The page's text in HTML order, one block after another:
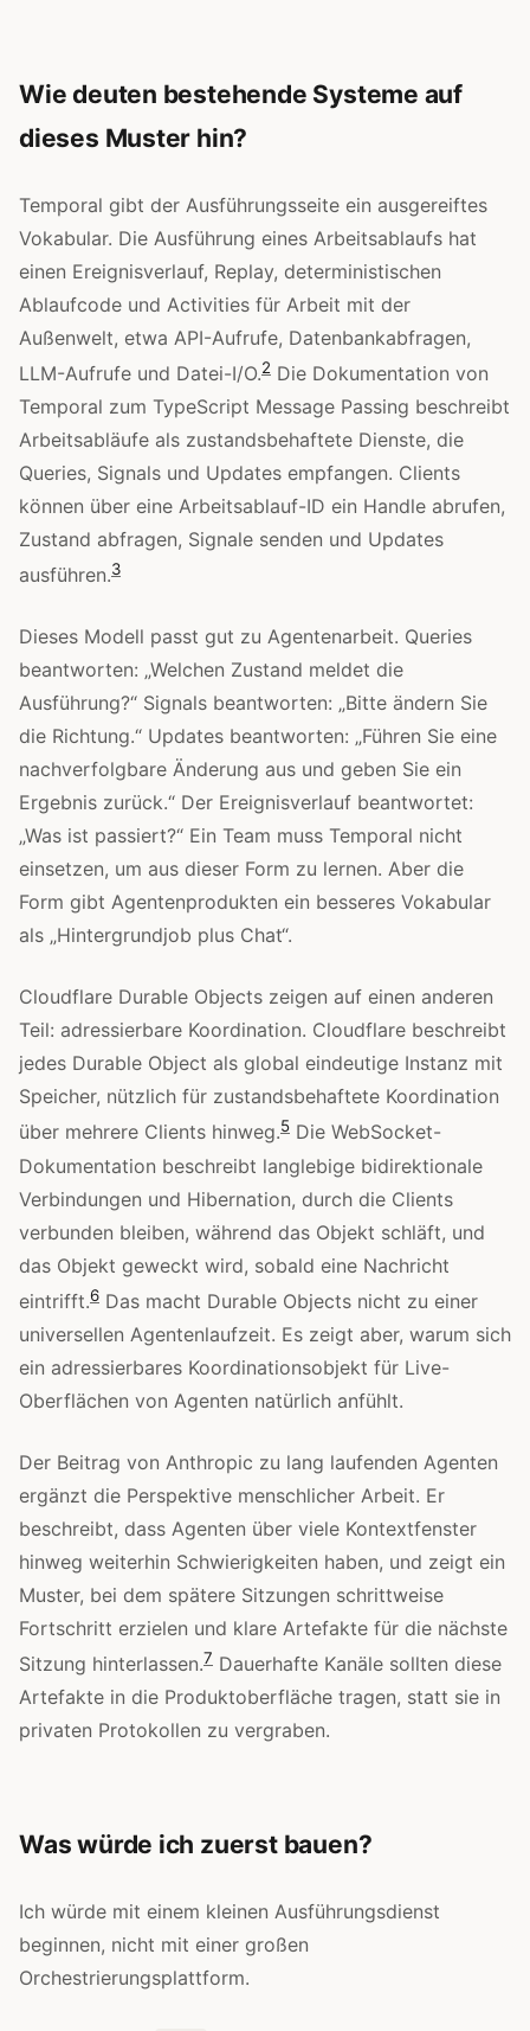
Wie deuten bestehende Systeme auf
dieses Muster hin?
Temporal gibt der Ausführungsseite ein ausgereiftes
Vokabular. Die Ausführung eines Arbeitsablaufs hat
einen Ereignisverlauf, Replay, deterministischen
Ablaufcode und Activities für Arbeit mit der
Außenwelt, etwa API-Aufrufe, Datenbankabfragen,
LLM-Aufrufe und Datei-I/O.2 Die Dokumentation von
Temporal zum TypeScript Message Passing beschreibt
Arbeitsabläufe als zustandsbehaftete Dienste, die
Queries, Signals und Updates empfangen. Clients
können über eine Arbeitsablauf-ID ein Handle abrufen,
Zustand abfragen, Signale senden und Updates
ausführen.3
Dieses Modell passt gut zu Agentenarbeit. Queries
beantworten: „Welchen Zustand meldet die
Ausführung?“ Signals beantworten: „Bitte ändern Sie
die Richtung.“ Updates beantworten: „Führen Sie eine
nachverfolgbare Änderung aus und geben Sie ein
Ergebnis zurück.“ Der Ereignisverlauf beantwortet:
„Was ist passiert?“ Ein Team muss Temporal nicht
einsetzen, um aus dieser Form zu lernen. Aber die
Form gibt Agentenprodukten ein besseres Vokabular
als „Hintergrundjob plus Chat“.
Cloudflare Durable Objects zeigen auf einen anderen
Teil: adressierbare Koordination. Cloudflare beschreibt
jedes Durable Object als global eindeutige Instanz mit
Speicher, nützlich für zustandsbehaftete Koordination
über mehrere Clients hinweg.5 Die WebSocket-
Dokumentation beschreibt langlebige bidirektionale
Verbindungen und Hibernation, durch die Clients
verbunden bleiben, während das Objekt schläft, und
das Objekt geweckt wird, sobald eine Nachricht
eintrifft.6 Das macht Durable Objects nicht zu einer
universellen Agentenlaufzeit. Es zeigt aber, warum sich
ein adressierbares Koordinationsobjekt für Live-
Oberflächen von Agenten natürlich anfühlt.
Der Beitrag von Anthropic zu lang laufenden Agenten
ergänzt die Perspektive menschlicher Arbeit. Er
beschreibt, dass Agenten über viele Kontextfenster
hinweg weiterhin Schwierigkeiten haben, und zeigt ein
Muster, bei dem spätere Sitzungen schrittweise
Fortschritt erzielen und klare Artefakte für die nächste
Sitzung hinterlassen.7 Dauerhafte Kanäle sollten diese
Artefakte in die Produktoberfläche tragen, statt sie in
privaten Protokollen zu vergraben.
Was würde ich zuerst bauen?
Ich würde mit einem kleinen Ausführungsdienst
beginnen, nicht mit einer großen
Orchestrierungsplattform.